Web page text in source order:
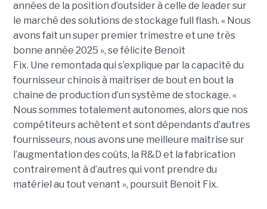
années de la position d’outsider à celle de leader sur
le marché des solutions de stockage full flash. « Nous
avons fait un super premier trimestre et une très
bonne année 2025 », se félicite Benoit
Fix. Une remontada qui s’explique par la capacité du
fournisseur chinois à maitriser de bout en bout la
chaine de production d’un système de stockage. «
Nous sommes totalement autonomes, alors que nos
compétiteurs achètent et sont dépendants d’autres
fournisseurs, nous avons une meilleure maitrise sur
l’augmentation des coûts, la R&D et la fabrication
contrairement à d’autres qui vont prendre du
matériel au tout venant », poursuit Benoit Fix.